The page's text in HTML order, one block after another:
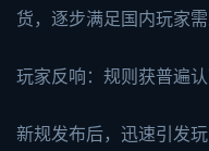
货，逐步满足国内玩家需
玩家反响：规则获普遍
新规发布后，迅速引发